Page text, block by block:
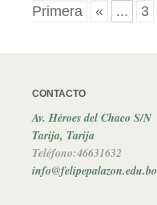
Primera
« ... 3
CONTACTO
Av. Héroes del Chaco S/N
Tarija, Tarija
Teléfono:46631632
info@felipepalazon.edu.bo